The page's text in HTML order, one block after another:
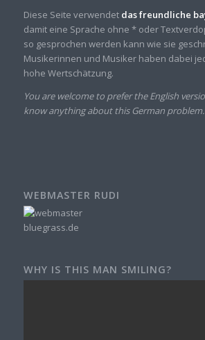
Diese Seite verwendet das freundliche
damit eine Sprache ohne * oder
so gesprochen werden kann wie sie
Musikerinnen und Musiker haben dabei
hohe Wertschätzung.
You are welcome to prefer the English
know anything about this German problem.
WEBMASTER RUDI
WHY IS THIS MAN SMILING?